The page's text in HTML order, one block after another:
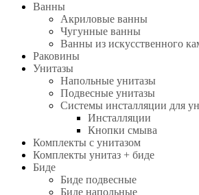
Ванны
Акриловые ванны
Чугунные ванны
Ванны из искусственного
Раковины
Унитазы
Напольные унитазы
Подвесные унитазы
Системы инсталляции для
Инсталляции
Кнопки смыва
Комплекты с унитазом
Комплекты унитаз + биде
Биде
Биде подвесные
Биде напольные